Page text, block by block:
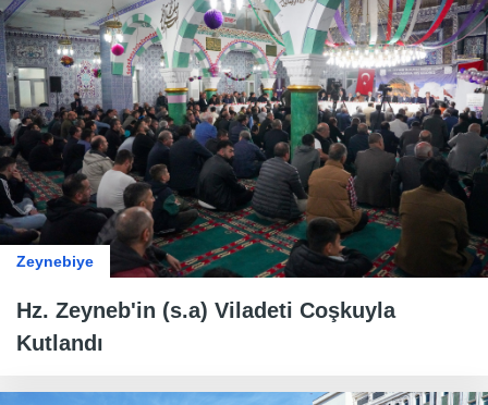
Zeynebiye
Hz. Zeyneb'in (s.a) Viladeti Coşkuyla
Kutlandı